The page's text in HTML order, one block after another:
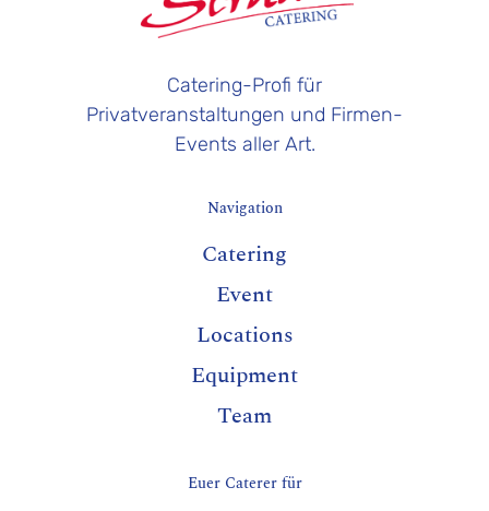
Catering-Profi für
Privatveranstaltungen und Firmen-
Events aller Art.
Navigation
Catering
Event
Locations
Equipment
Team
Euer Caterer für